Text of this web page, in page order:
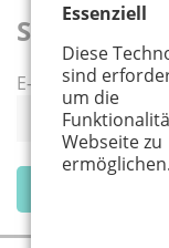
Essenziell
Diese
sind
um die
Webseite zu
ermöglichen.
Sie haben
E-Mail-Adresse /
Neues